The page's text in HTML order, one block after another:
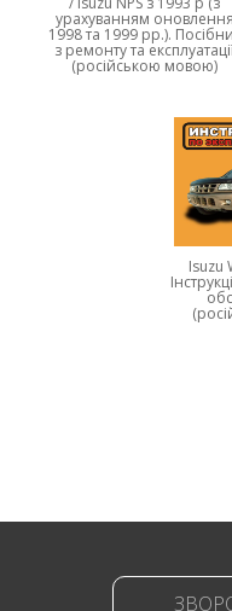
урахуванням оновлення
1998 та 1999 рр.).
з ремонту та
(російською мовою)
Isuzu